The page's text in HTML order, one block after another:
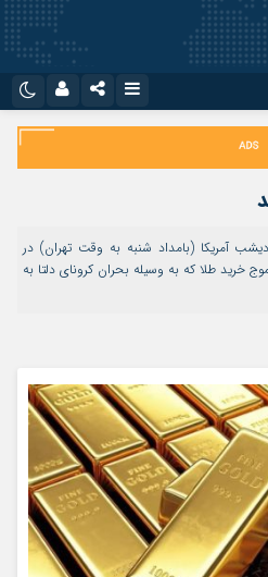
تلگرام
ایتا
آمریکا (بامداد شنبه به وقت تهران) در
خرید طلا که به وسیله بحران کرونای دلتا به